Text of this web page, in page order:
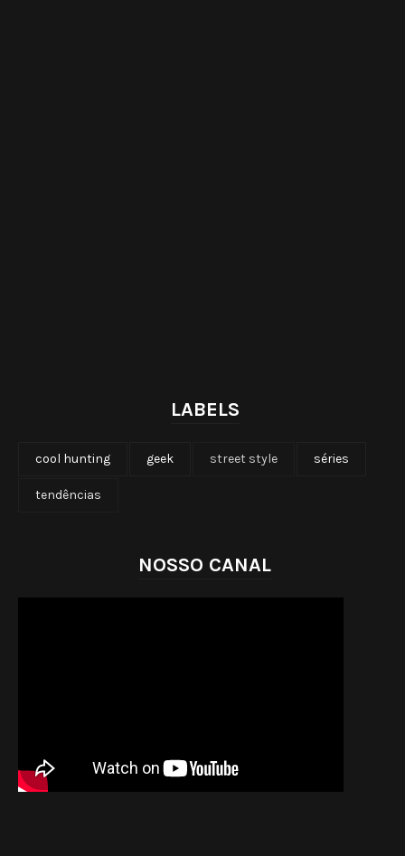
LABELS
cool hunting geek street style séries
tendências
NOSSO CANAL